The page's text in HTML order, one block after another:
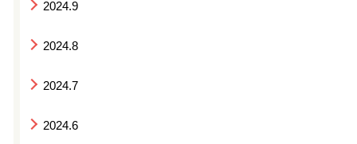
2024.9
2024.8
2024.7
2024.6